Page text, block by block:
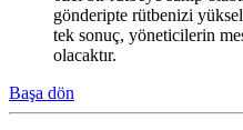
gönderipte rütbenizi
tek sonuç, yöneticilerin
olacaktır.
Başa dön